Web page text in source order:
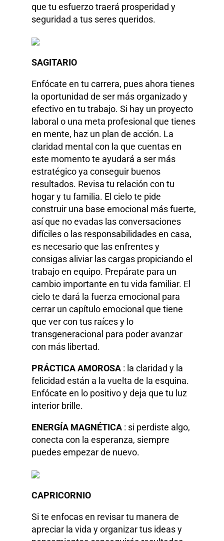
que tu esfuerzo traerá prosperidad y
seguridad a tus seres queridos.
SAGITARIO
Enfócate en tu carrera, pues ahora tienes
la oportunidad de ser más organizado y
efectivo en tu trabajo. Si hay un proyecto
laboral o una meta profesional que tienes
en mente, haz un plan de acción. La
claridad mental con la que cuentas en
este momento te ayudará a ser más
estratégico ya conseguir buenos
resultados. Revisa tu relación con tu
hogar y tu familia. El cielo te pide
construir una base emocional más fuerte,
así que no evadas las conversaciones
difíciles o las responsabilidades en casa,
es necesario que las enfrentes y
consigas aliviar las cargas propiciando el
trabajo en equipo. Prepárate para un
cambio importante en tu vida familiar. El
cielo te dará la fuerza emocional para
cerrar un capítulo emocional que tiene
que ver con tus raíces y lo
transgeneracional para poder avanzar
con más libertad.
PRÁCTICA AMOROSA : la claridad y la
felicidad están a la vuelta de la esquina.
Enfócate en lo positivo y deja que tu luz
interior brille.
ENERGÍA MAGNÉTICA : si perdiste algo,
conecta con la esperanza, siempre
puedes empezar de nuevo.
CAPRICORNIO
Si te enfocas en revisar tu manera de
apreciar la vida y organizar tus ideas y